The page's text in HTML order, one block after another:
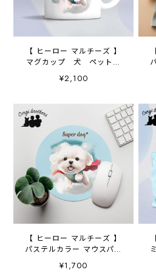
【 ヒーロー マルチーズ 】
マグカップ 犬 ペット
うちの子 犬グッズ ギフ
ト プレゼント 母の日
¥2,100
【 ヒーロー マルチーズ 】
パステルカラー マウスパッ
ド 犬 ペット うちの
子 プレゼント ギフト
¥1,700